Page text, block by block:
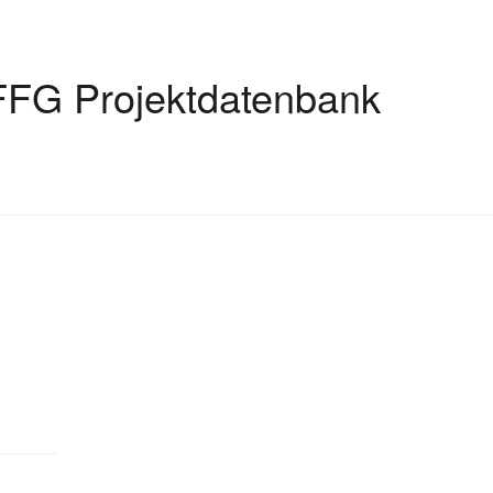
Projektdatenbank